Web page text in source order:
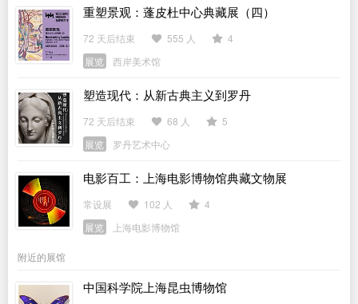
重塑景观：蓬皮杜中心典藏展（四）
72 天后结束 555 人
4
展览
西岸美术馆
塑造现代：从新古典主义到罗丹
72 天后结束 68 人
5
展览
罗丹艺术中心
电影百工：上海电影博物馆典藏文物展
常设展 102 人
4
展览
上海电影博物馆
附近的展馆
中国科学院上海昆虫博物馆